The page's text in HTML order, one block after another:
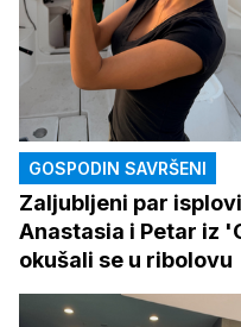
GOSPODIN SAVRŠENI
Zaljubljeni par
Anastasia i Petar iz
okušali se u ribolovu